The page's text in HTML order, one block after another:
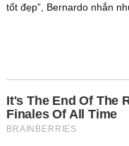
tốt đẹp”, Bernardo nhắn